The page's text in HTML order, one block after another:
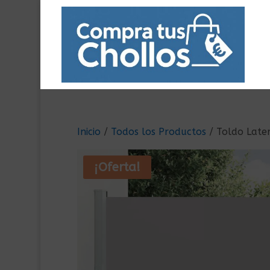
Inicio / Todos los Productos / Toldo
¡Oferta!